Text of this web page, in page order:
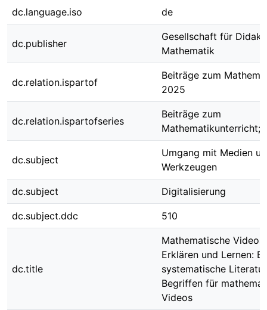
dc.language.iso de
dc.publisher
Gesellschaft für
Mathematik
dc.relation.ispartof
Beiträge zum
2025
dc.relation.ispartofseries
Beiträge zum
Mathematikunterricht;
dc.subject
Umgang mit Medien
Werkzeugen
dc.subject Digitalisierung
dc.subject.ddc 510
dc.title
Mathematische Videos
Erklären und Lernen:
systematische
Begriffen für
Videos